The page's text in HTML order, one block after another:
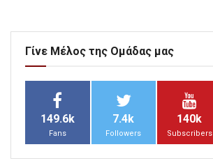
Γίνε Μέλος της Ομάδας μας
149.6k
Fans
7.4k
Followers
140k
Subscribers